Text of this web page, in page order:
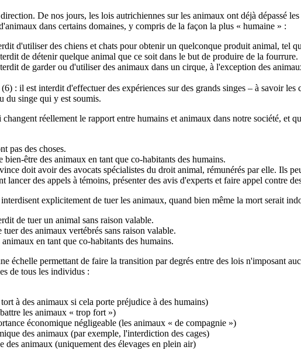
De nos jours, les lois autrichiennes sur les animaux ont déjà dépassé
dans certains domaines, y compris de la façon la plus « humaine » :
d'utiliser des chiens et chats pour obtenir un quelconque produit animal, tel
de détenir quelque animal que ce soit dans le but de produire de la fourrure.
de garder ou d'utiliser des animaux dans un cirque, à l'exception des
: il est interdit d'effectuer des expériences sur des grands singes – à savoir
du singe qui y est soumis.
réellement le rapport entre humains et animaux dans notre société, et
pas des choses.
être des animaux en tant que co-habitants des humains.
doit avoir des avocats spécialistes du droit animal, rémunérés par elle. Ils
lancer des appels à témoins, présenter des avis d'experts et faire appel contre
explicitement de tuer les animaux, quand bien même la mort serait
de tuer un animal sans raison valable.
des animaux vertébrés sans raison valable.
en tant que co-habitants des humains.
échelle permettant de faire la transition par degrés entre des lois n'imposant
de tous les individus :
à des animaux si cela porte préjudice à des humains)
les animaux « trop fort »)
économique négligeable (les animaux « de compagnie »)
des animaux (par exemple, l'interdiction des cages)
animaux (uniquement des élevages en plein air)